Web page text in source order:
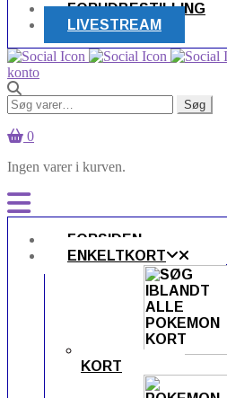
FORUDBESTILLING
LIVESTREAM
konto
Søg
efter:
Søg
0
Ingen varer i kurven.
FORSIDEN
ENKELTKORT
KORT